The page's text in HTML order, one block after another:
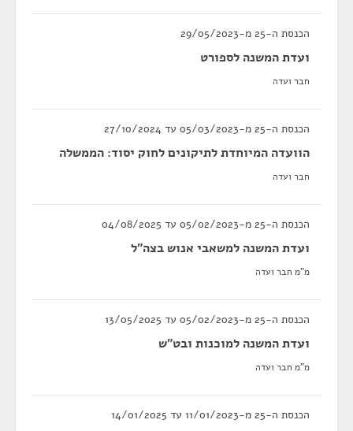
הכנסת ה-25 מ-29/05/2023
ועדת המשנה לספורט
חבר ועדה
הכנסת ה-25 מ-05/03/2023 עד 27/10/2024
הוועדה המיוחדת לתיקונים לחוק יסוד: הממשלה
חבר ועדה
הכנסת ה-25 מ-05/02/2023 עד 04/08/2025
ועדת המשנה למשאבי אנוש בצה"ל
מ"מ חבר ועדה
הכנסת ה-25 מ-05/02/2023 עד 13/05/2025
ועדת המשנה למוכנות ובט"ש
מ"מ חבר ועדה
הכנסת ה-25 מ-11/01/2023 עד 14/01/2025